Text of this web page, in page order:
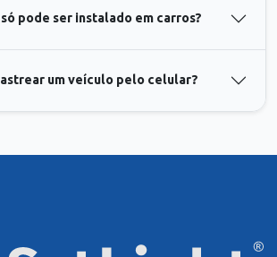
pode ser instalado em carros?
um veículo pelo celular?